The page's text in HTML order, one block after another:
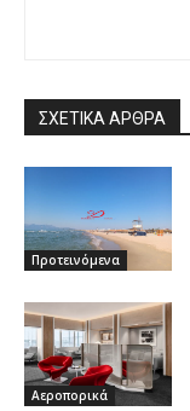
ΣΧΕΤΙΚΑ ΑΡΘΡΑ
Προτεινόμενα
Αεροπορικά